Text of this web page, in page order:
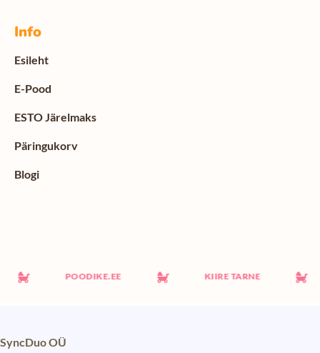
Info
Esileht
E-Pood
ESTO Järelmaks
Päringukorv
Blogi
POODIKE.EE KIIRE TARNE
SyncDuo OÜ